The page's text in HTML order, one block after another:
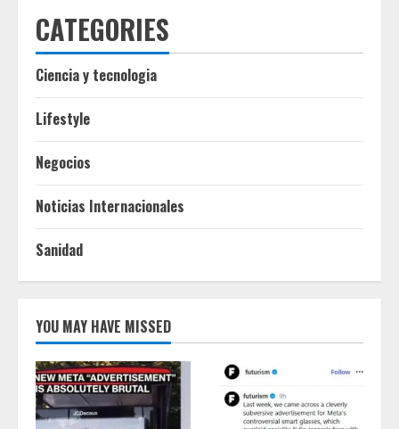
CATEGORIES
Ciencia y tecnologia
Lifestyle
Negocios
Noticias Internacionales
Sanidad
YOU MAY HAVE MISSED